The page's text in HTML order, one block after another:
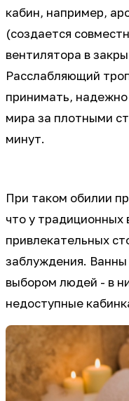
кабин, например,
(создается
вентилятора в
Расслабляющий
принимать,
мира за плотными
минут.
При таком обилии
что у традиционных
привлекательных
заблуждения.
выбором людей - в
недоступные